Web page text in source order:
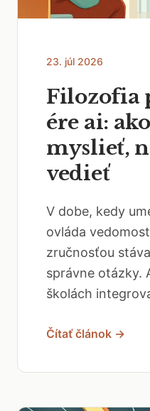
23. júl 2026
Filozofia
ére ai:
myslieť,
vedieť
V dobe, kedy
ovláda
zručnosťou
správne otázky.
školách
Čítať článok →